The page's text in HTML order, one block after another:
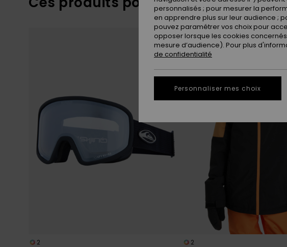
2 2
personnalisés ; pour mesurer la
en apprendre plus sur leur audience ;
pouvez paramétrer vos choix pour
opposer lorsque les cookies
mesure d’audience). Pour plus
de confidentialité
Personnaliser mes choix